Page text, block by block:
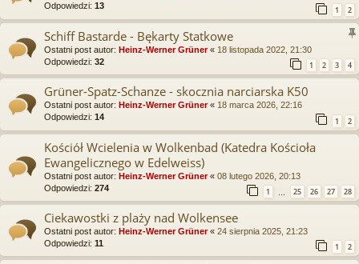
Odpowiedzi: 13 1 2
Schiff Bastarde - Bękarty Statkowe
Ostatni post autor: Heinz-Werner Grüner« 18 listopada 2022, 21:30
Odpowiedzi: 32 1 2 3 4
Grüner-Spatz-Schanze - skocznia narciarska K50
Ostatni post autor: Heinz-Werner Grüner« 18 marca 2026, 22:16
Odpowiedzi: 14 1 2
Kościół Wcielenia w Wolkenbad (Katedra Kościoła
Ewangelicznego w Edelweiss)
Ostatni post autor: Heinz-Werner Grüner« 08 lutego 2026, 20:13
Odpowiedzi: 274 1 25 26 27 28
Ciekawostki z plaży nad Wolkensee
Ostatni post autor: Heinz-Werner Grüner« 24 sierpnia 2025, 21:23
Odpowiedzi: 11 1 2